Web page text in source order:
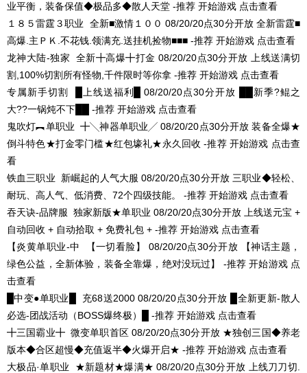
业平衡，装备保值◆极品多◆散人天堂 -推荐 开始游戏 点击查看
１８５雷霆３职业
全新■激情１００ 08/20/20点30分开放 全新雷霆■
高爆.主ＰＫ.不花钱.领满充.送挂机捡物■■■ -推荐 开始游戏 点击查看
龙神大陆-独家
全新╋高爆╋打金 08/20/20点30分开放
上线送满切
割,100%切割所有怪物,千件限时等你拿 -推荐 开始游戏 点击查看
专属新手切割
█上线送福利█ 08/20/20点30分开放
██新季?鲲之
大??一锅炖不下██ -推荐 开始游戏 点击查看
鬼吹灯︻单职业 ╋╲神器单职业╱ 08/20/20点30分开放 装备全爆★
倒斗特色★打金零门槛★红包壕礼★永久回收 -推荐 开始游戏 点击查
看
铁血三职业
新崛起的人气大服 08/20/20点30分开放 三职业◆轻松、
耐玩、高人气、低消费、72个四级技能。 -推荐 开始游戏 点击查看
吞天诀-品牌服 独家新版★单职业 08/20/20点30分开放
上线送元宝 +
自动回收 + 自动拾取 + 免费礼包 + -推荐 开始游戏 点击查看
【炎黄单职业-中
【一切看脸】 08/20/20点30分开放
【神话主题，
绿色公益，全新体验，装备全靠爆，绝对没玩过】 -推荐 开始游戏 点
击查看
█中变●单职业█
充68送2000 08/20/20点30分开放
█全新更新-散人
必选-团战活动（BOSS爆终极）█ -推荐 开始游戏 点击查看
╋三国霸业╋ 微变单职首区 08/20/20点30分开放 ★独创三国◆养老
版本◆合区超慢◆充值返半◆火爆开启★ -推荐 开始游戏 点击查看
大极品·单职业
★新题材★爆满★ 08/20/20点30分开放
上线刀刀切.